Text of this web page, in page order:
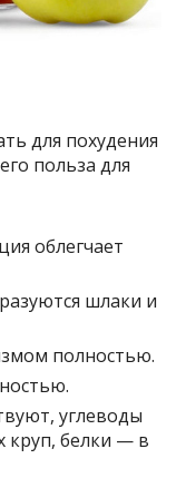
для похудения
польза для
облегчает
шлаки и
полностью.
углеводы
круп, белки — в